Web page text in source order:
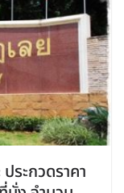
ระกวดราคา